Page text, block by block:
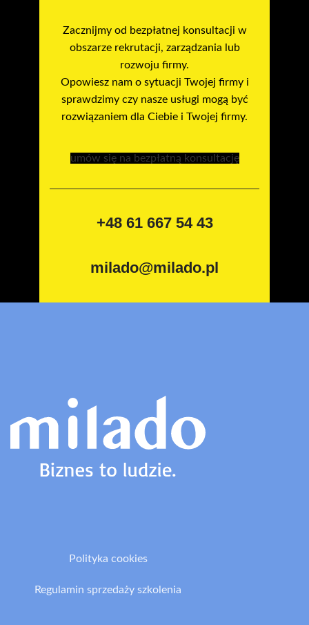
Zacznijmy od bezpłatnej konsultacji w
obszarze rekrutacji, zarządzania lub
rozwoju firmy.
Opowiesz nam o sytuacji Twojej firmy i
sprawdzimy czy nasze usługi mogą być
rozwiązaniem dla Ciebie i Twojej firmy.
umów się na bezpłatną konsultację
+48 61 667 54 43
milado@milado.pl
Polityka cookies
Regulamin sprzedaży szkolenia